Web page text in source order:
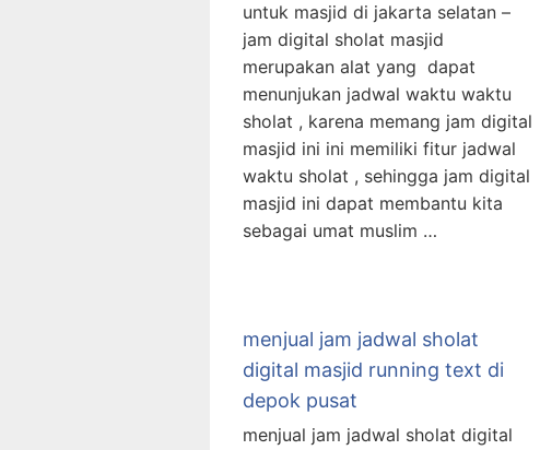
untuk masjid di jakarta selatan –
jam digital sholat masjid
merupakan alat yang dapat
menunjukan jadwal waktu waktu
sholat , karena memang jam digital
masjid ini ini memiliki fitur jadwal
waktu sholat , sehingga jam digital
masjid ini dapat membantu kita
sebagai umat muslim …
menjual jam jadwal sholat
digital masjid running text di
depok pusat
menjual jam jadwal sholat digital